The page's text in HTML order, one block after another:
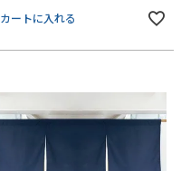
カートに入れる